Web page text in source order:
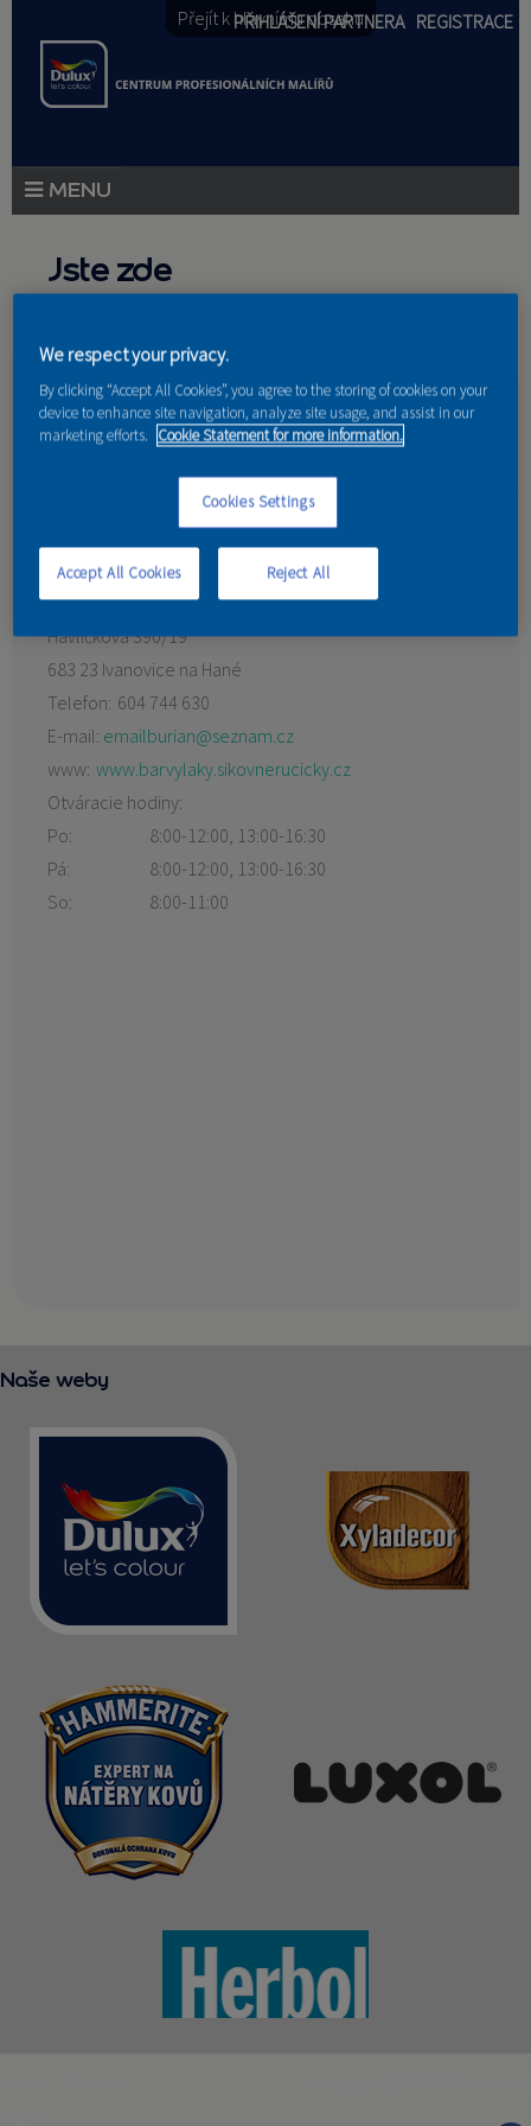
Přejít k hlavnímu obsahu
PŘIHLÁŠENÍ PARTNERA REGISTRACE
PRODUKTOVÉ NOVINKY
PORADENSTVÍ
AKCE A NOVINKY
KONTAKT
Jste zde
Petr Burian
Havlíčkova 390/19
683 23 Ivanovice na Hané
Telefon: 604 744 630
E-mail: emailburian@seznam.cz
www: www.barvylaky.sikovnerucicky.cz
Otváracie hodiny:
Po:
8:00-12:00, 13:00-16:30
Pá:
8:00-12:00, 13:00-16:30
So:
8:00-11:00
Naše weby
We respect your privacy.
By clicking “Accept All Cookies”, you agree to the storing of cookies on your
device to enhance site navigation, analyze site usage, and assist in our
marketing efforts. Cookie Statement for more information.
Cookies Settings
Reject All
Accept All Cookies